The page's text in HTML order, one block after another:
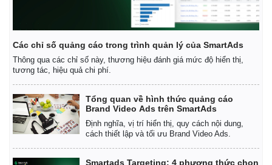
Video
Ảnh
Infographic
Các chỉ số quảng cáo trong trình quản lý của SmartAds
Thông qua các chỉ số này, thương hiệu đánh giá mức độ hiển thị,
tương tác, hiệu quả chi phí.
Tổng quan về hình thức quảng cáo
Brand Video Ads trên SmartAds
Định nghĩa, vị trí hiển thị, quy cách nội dung,
cách thiết lập và tối ưu Brand Video Ads.
Smartads Targeting: 4 phương thức chọn